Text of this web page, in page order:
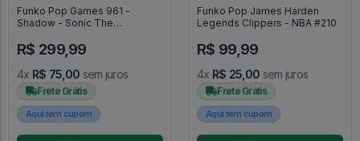
Funko Pop Games 961 -
Shadow - Sonic The
R$ 299,99
4x R$ 75,00 sem juros
Frete Grátis
Aqui tem cupom
Funko Pop James Harden
Legends Clippers - NBA #210
R$ 99,99
4x R$ 25,00 sem juros
Frete Grátis
Aqui tem cupom